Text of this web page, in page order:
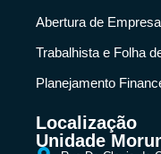
Abertura de
Trabalhista e Folha
Planejamento
Localização
Unidade